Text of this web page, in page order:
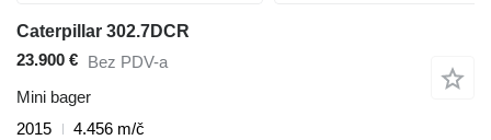
Caterpillar 302.7DCR
23.900 € Bez PDV-a
Mini bager
2015
4.456 m/č